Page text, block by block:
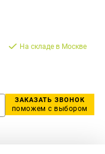
На складе в Москве
ЗАКАЗАТЬ ЗВОНОК
поможем с выбором